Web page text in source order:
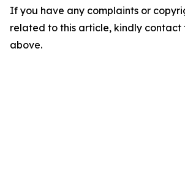
If you have any complaints or
related to this article, kindly contact
above.